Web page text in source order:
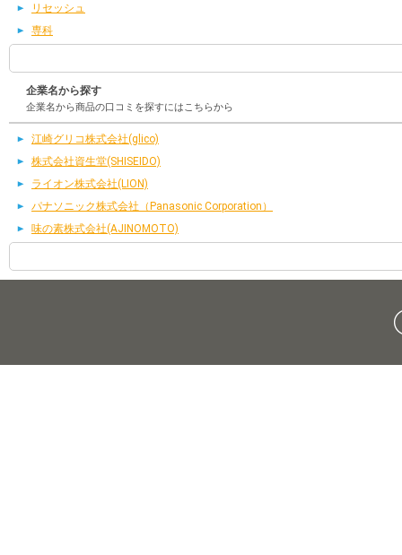
リセッシュ
専科
企業名から探す
企業名から商品の口コミを探すにはこちらから
江崎グリコ株式会社(glico)
株式会社資生堂(SHISEIDO)
ライオン株式会社(LION)
パナソニック株式会社（Panasonic Corporation）
味の素株式会社(AJINOMOTO)